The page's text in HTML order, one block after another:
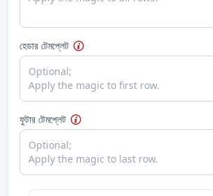
হেডার টেমপ্লেট
ফুটার টেমপ্লেট